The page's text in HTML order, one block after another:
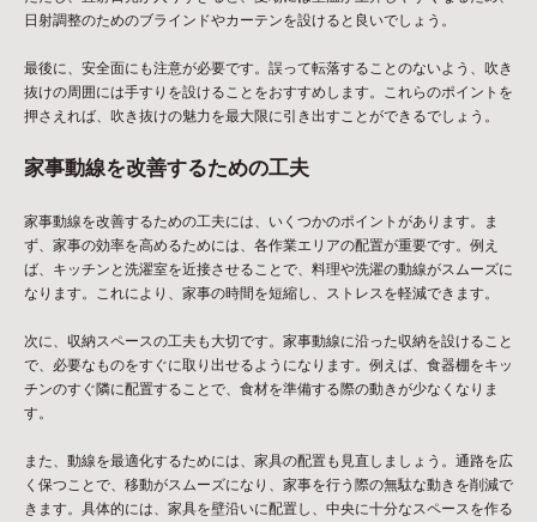
日射調整のためのブラインドやカーテンを設けると良いでしょう。
最後に、安全面にも注意が必要です。誤って転落することのないよう、吹き
抜けの周囲には手すりを設けることをおすすめします。これらのポイントを
押さえれば、吹き抜けの魅力を最大限に引き出すことができるでしょう。
家事動線を改善するための工夫
家事動線を改善するための工夫には、いくつかのポイントがあります。ま
ず、家事の効率を高めるためには、各作業エリアの配置が重要です。例え
ば、キッチンと洗濯室を近接させることで、料理や洗濯の動線がスムーズに
なります。これにより、家事の時間を短縮し、ストレスを軽減できます。
次に、収納スペースの工夫も大切です。家事動線に沿った収納を設けること
で、必要なものをすぐに取り出せるようになります。例えば、食器棚をキッ
チンのすぐ隣に配置することで、食材を準備する際の動きが少なくなりま
す。
また、動線を最適化するためには、家具の配置も見直しましょう。通路を広
く保つことで、移動がスムーズになり、家事を行う際の無駄な動きを削減で
きます。具体的には、家具を壁沿いに配置し、中央に十分なスペースを作る